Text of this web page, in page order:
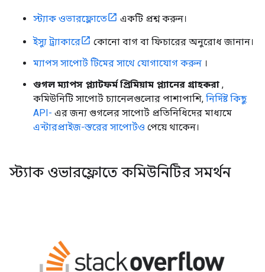
স্ট্যাক ওভারফ্লোতে একটি প্রশ্ন করুন।
ইস্যু ট্র্যাকারে
কোনো বাগ বা ফিচারের অনুরোধ জানান।
ম্যাপস সাপোর্ট টিমের সাথে যোগাযোগ করুন ।
গুগল ম্যাপস প্ল্যাটফর্ম প্রিমিয়াম প্ল্যানের গ্রাহকরা ,
কমিউনিটি সাপোর্ট চ্যানেলগুলোর পাশাপাশি, নির্দিষ্ট কিছু
API- এর জন্য গুগলের সাপোর্ট প্রতিনিধিদের মাধ্যমে
এন্টারপ্রাইজ-স্তরের সাপোর্টও পেয়ে থাকেন।
স্ট্যাক ওভারফ্লোতে কমিউনিটির সমর্থন